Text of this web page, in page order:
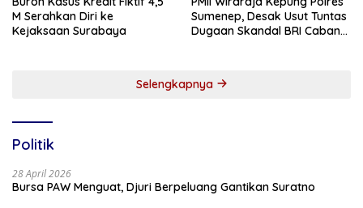
M Serahkan Diri ke
Kejaksaan Surabaya
Sumenep, Desak Usut Tuntas
Dugaan Skandal BRI Cabang
Selengkapnya
Politik
28 April 2026
Bursa PAW Menguat, Djuri Berpeluang Gantikan Suratno